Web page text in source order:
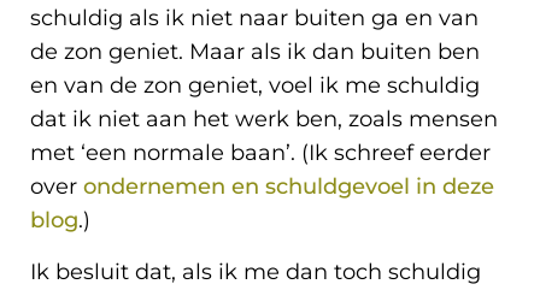
schuldig als ik niet naar buiten ga en van
de zon geniet. Maar als ik dan buiten ben
en van de zon geniet, voel ik me schuldig
dat ik niet aan het werk ben, zoals mensen
met ‘een normale baan’. (Ik schreef eerder
over ondernemen en schuldgevoel in deze
blog.)
Ik besluit dat, als ik me dan toch schuldig